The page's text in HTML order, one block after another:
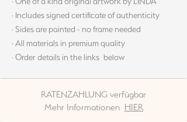
· Includes signed certificate of authenticity
· Sides are painted - no frame needed
· All materials in premium quality
· Order details in the links below
RATENZAHLUNG verfügbar
Mehr Informationen HIER